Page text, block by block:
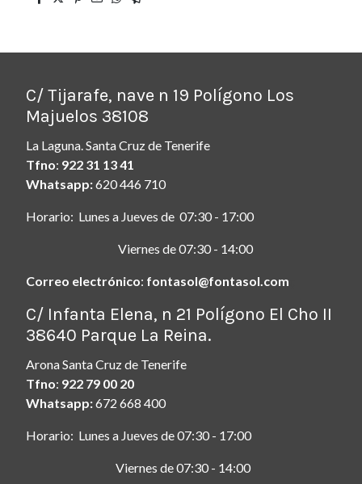
C/ Tijarafe, nave n 19 Polígono Los
Majuelos 38108
La Laguna. Santa Cruz de Tenerife
Tfno: 922 31 13 41
Whatsapp:620 446 710
Horario: Lunes a Jueves de 07:30 - 17:00
Viernes de 07:30 - 14:00
Correo electrónico: fontasol@fontasol.com
C/ Infanta Elena, n 21 Polígono El Cho II
38640 Parque La Reina.
Arona Santa Cruz de Tenerife
Tfno: 922 79 00 20
Whatsapp:672 668 400
Horario: Lunes a Jueves de 07:30 - 17:00
Viernes de 07:30 - 14:00